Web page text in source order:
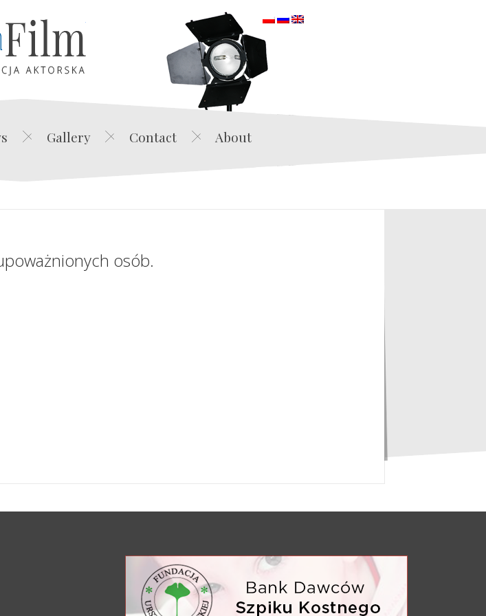
Edwin Film Agencja Aktorska
Gallery Contact About
osób.